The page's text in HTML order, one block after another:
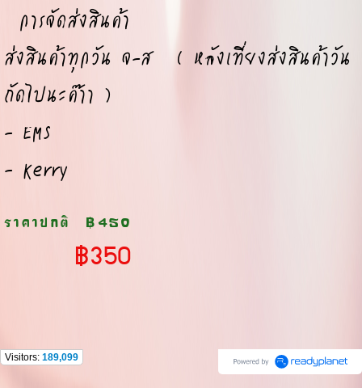
การจัดส่งสินค้า
ส่งสินค้าทุกวัน จ-ส ( หลังเที่ยงส่งสินค้าวัน
ถัดไปนะค๊าา )
- EMS
- Kerry
ราคาปกติ ฿450
฿350
Visitors: 189,099